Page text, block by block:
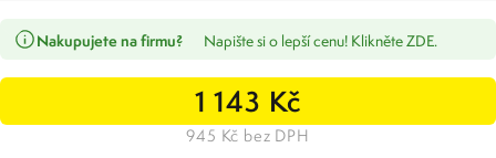
Nakupujete na firmu? Napište si o lepší cenu! Klikněte ZDE.
1 143 Kč
945 Kč bez DPH